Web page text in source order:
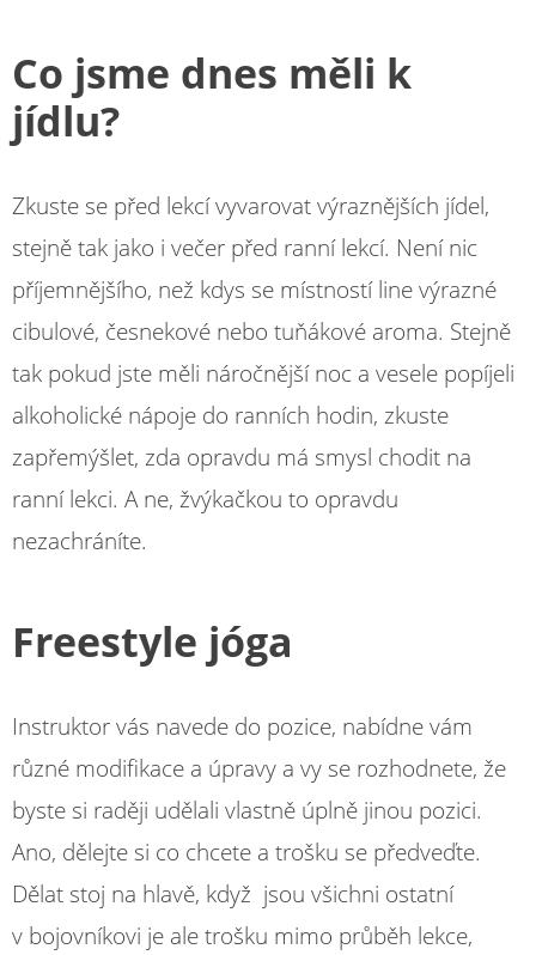
Co jsme dnes měli k
jídlu?
Zkuste se před lekcí vyvarovat výraznějších jídel,
stejně tak jako i večer před ranní lekcí. Není nic
příjemnějšího, než kdys se místností line výrazné
cibulové, česnekové nebo tuňákové aroma. Stejně
tak pokud jste měli náročnější noc a vesele popíjeli
alkoholické nápoje do ranních hodin, zkuste
zapřemýšlet, zda opravdu má smysl chodit na
ranní lekci. A ne, žvýkačkou to opravdu
nezachráníte.
Freestyle jóga
Instruktor vás navede do pozice, nabídne vám
různé modifikace a úpravy a vy se rozhodnete, že
byste si raději udělali vlastně úplně jinou pozici.
Ano, dělejte si co chcete a trošku se předveďte.
Dělat stoj na hlavě, když jsou všichni ostatní
v bojovníkovi je ale trošku mimo průběh lekce,